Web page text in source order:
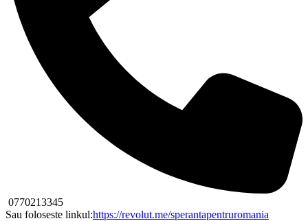
0770213345
Sau foloseste linkul:https://revolut.me/sperantapentruromania